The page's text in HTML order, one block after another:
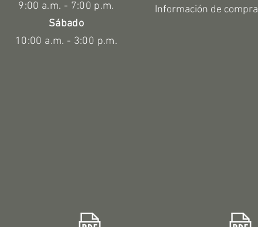
9:00 a.m. - 7:00 p.m.
Sábado
10:00 a.m. - 3:00 p.m.
Información de compra